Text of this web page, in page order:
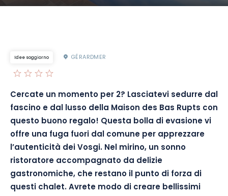
Idee soggiorno GÉRARDMER
Cercate un momento per 2? Lasciatevi sedurre dal
fascino e dal lusso della Maison des Bas Rupts con
questo buono regalo! Questa bolla di evasione vi
offre una fuga fuori dal comune per apprezzare
l’autenticità dei Vosgi. Nel mirino, un sonno
ristoratore accompagnato da delizie
gastronomiche, che restano il punto di forza di
questi chalet. Avrete modo di creare bellissimi